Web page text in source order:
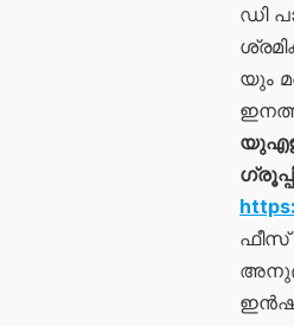
ഡി
യും
ഫീ​സ്